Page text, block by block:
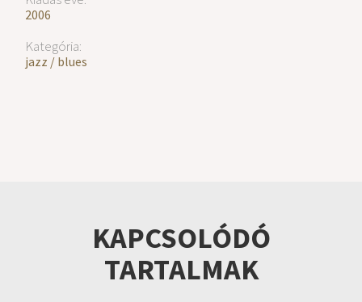
2006
Kategória:
jazz / blues
KAPCSOLÓDÓ
TARTALMAK